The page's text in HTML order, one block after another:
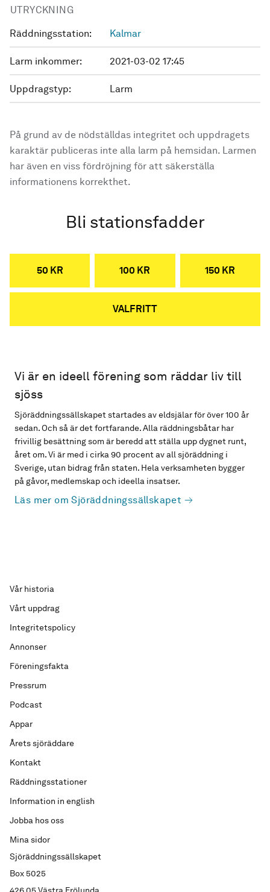
UTRYCKNING
Räddningsstation: Kalmar
Larm inkommer: 2021-03-02 17:45
Uppdragstyp: Larm
På grund av de nödställdas integritet och uppdragets
karaktär publiceras inte alla larm på hemsidan. Larmen
har även en viss fördröjning för att säkerställa
informationens korrekthet.
Bli stationsfadder
50 KR 100 KR 150 KR
VALFRITT
Vi är en ideell förening som räddar liv till
sjöss
Sjöräddningssällskapet startades av eldsjälar för över 100 år
sedan. Och så är det fortfarande. Alla räddningsbåtar har
frivillig besättning som är beredd att ställa upp dygnet runt,
året om. Vi är med i cirka 90 procent av all sjöräddning i
Sverige, utan bidrag från staten. Hela verksamheten bygger
på gåvor, medlemskap och ideella insatser.
Läs mer om Sjöräddningssällskapet
Sjöräddningssällskapet
Box 5025
Vår historia
Vårt uppdrag
Integritetspolicy
Annonser
Föreningsfakta
Pressrum
Podcast
Appar
Årets sjöräddare
Kontakt
Räddningsstationer
Information in english
Jobba hos oss
Mina sidor